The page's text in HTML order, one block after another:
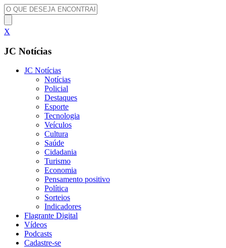
X
JC Notícias
JC Notícias
Notícias
Policial
Destaques
Esporte
Tecnologia
Veículos
Cultura
Saúde
Cidadania
Turismo
Economia
Pensamento positivo
Política
Sorteios
Indicadores
Flagrante Digital
Vídeos
Podcasts
Cadastre-se